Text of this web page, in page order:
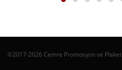
©2017-2026 Cemre Promosyon ve Plaket